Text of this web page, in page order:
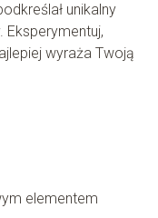
unikalny
wyraża Twoją
elementem